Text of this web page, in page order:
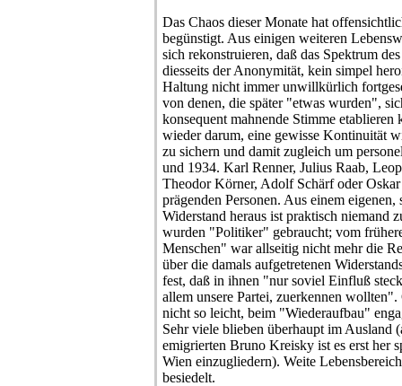
Das Chaos dieser Monate hat
begünstigt. Aus einigen weiteren
sich rekonstruieren, daß das Spektrum
diesseits der Anonymität, kein simpel
Haltung nicht immer unwillkürlich
von denen, die später "etwas wurden",
konsequent mahnende Stimme etablieren
wieder darum, eine gewisse Kontinuität
zu sichern und damit zugleich um
und 1934. Karl Renner, Julius Raab,
Theodor Körner, Adolf Schärf oder
prägenden Personen. Aus einem
Widerstand heraus ist praktisch niemand
wurden "Politiker" gebraucht; vom
Menschen" war allseitig nicht mehr die
über die damals aufgetretenen
fest, daß in ihnen "nur soviel Einfluß
allem unsere Partei, zuerkennen
nicht so leicht, beim "Wiederaufbau"
Sehr viele blieben überhaupt im Ausland
emigrierten Bruno Kreisky ist es erst her
Wien einzugliedern). Weite
besiedelt.